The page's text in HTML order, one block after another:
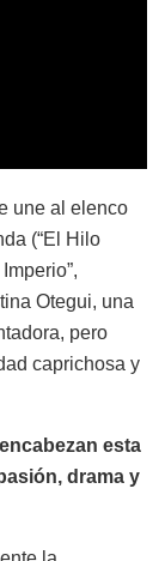
une al elenco
(“El Hilo
Otegui, una
pero
caprichosa y
esta
drama y